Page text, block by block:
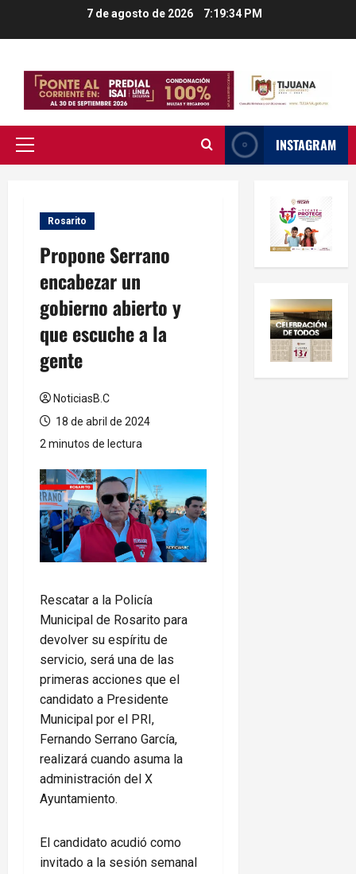
7 de agosto de 2026 7:19:34 PM
Menú
INSTAGRAM
Rosarito
Propone Serrano
encabezar un
gobierno abierto y
que escuche a la
gente
NoticiasB.C
18 de abril de 2024
2 minutos de lectura
Rescatar a la Policía
Municipal de Rosarito para
devolver su espíritu de
servicio, será una de las
primeras acciones que el
candidato a Presidente
Municipal por el PRI,
Fernando Serrano García,
realizará cuando asuma la
administración del X
Ayuntamiento.
El candidato acudió como
invitado a la sesión semanal